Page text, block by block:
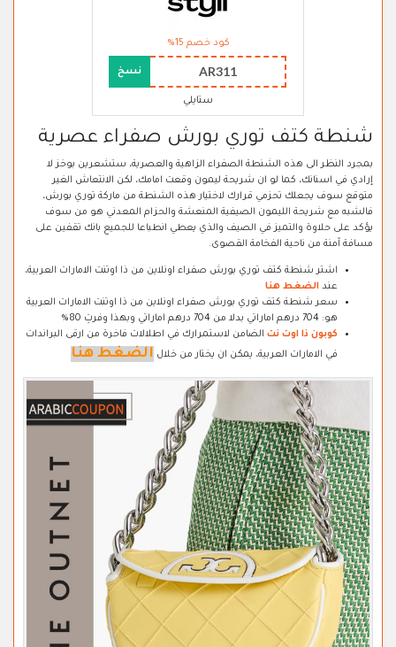
كود خصم 15%
AR311 نسخ
ستايلي
شنطة كتف توري بورش صفراء عصرية
بمجرد النظر الى هذه الشنطة الصفراء الزاهية والعصرية، ستشعرين بوخز لا
إرادي في اسنانك، كما لو ان شريحة ليمون وقعت امامك، لكن الانتعاش الغير
متوقع سوف يجعلك تحزمي قرارك لاختيار هذه الشنطة من ماركة توري بورش،
فالشبه مع شريحة الليمون الصيفية المنعشة والحزام المعدني هو من سوف
يؤكد على حلاوة والتميز في الصيف والذي يعطي انطباعا للجميع بانك تقفين على
مسافة آمنة من ناحية الفخامة القصوى.
اشتر شنطة كتف توري بورش صفراء اونلاين من ذا اوتنت الامارات العربية،
عند الضغط هنا
سعر شنطة كتف توري بورش صفراء اونلاين من ذا اوتنت الامارات العربية
هو: 704 درهم اماراتي بدلا من 704 درهم اماراتي وبهذا وفرتِ 80%
كوبون ذا اوت نت الضامن لاستمرارك في اطلالات فاخرة من ارقى البراندات
في الامارات العربية، يمكن ان يختار من خلال الضغط هنا